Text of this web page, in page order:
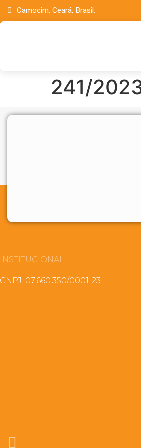
Camocim, Ceará, Brasil.
241/
INSTITUCIONAL
CNPJ: 07.660.350/0001-23